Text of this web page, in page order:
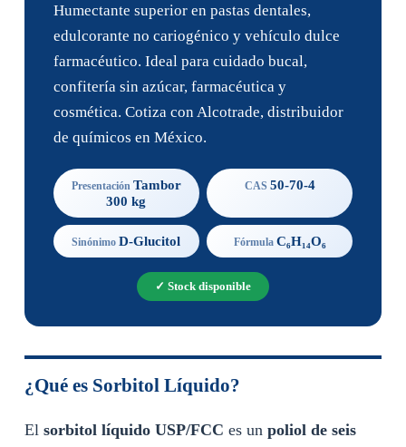
Humectante superior en pastas dentales,
edulcorante no cariogénico y vehículo dulce
farmacéutico. Ideal para cuidado bucal,
confitería sin azúcar, farmacéutica y
cosmética. Cotiza con Alcotrade, distribuidor
de químicos en México.
Presentación Tambor
300 kg
CAS 50-70-4
SinónimoD-Glucitol Fórmula C₆H₁₄O₆
✓ Stock disponible
¿Qué es Sorbitol Líquido?
El sorbitol líquido USP/FCC es un poliol de seis